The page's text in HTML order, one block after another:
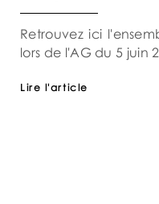
Retrouvez ici
lors de l'AG du 5 juin
Lire l'article